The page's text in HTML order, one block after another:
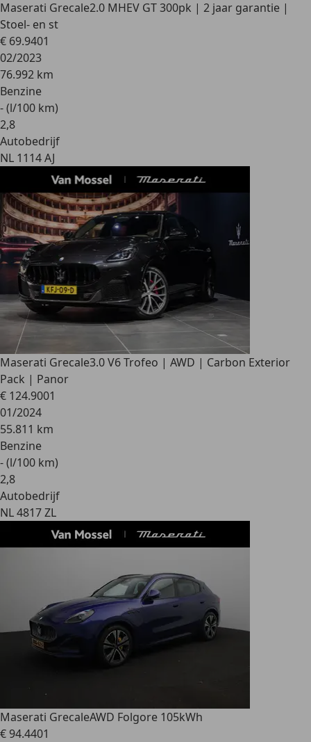
Maserati Grecale2.0 MHEV GT 300pk | 2 jaar garantie |
Stoel- en st
€ 69.9401
02/2023
76.992 km
Benzine
- (l/100 km)
2,8
Autobedrijf
NL 1114 AJ
Maserati Grecale3.0 V6 Trofeo | AWD | Carbon Exterior
Pack | Panor
€ 124.9001
01/2024
55.811 km
Benzine
- (l/100 km)
2,8
Autobedrijf
NL 4817 ZL
Maserati GrecaleAWD Folgore 105kWh
€ 94.4401